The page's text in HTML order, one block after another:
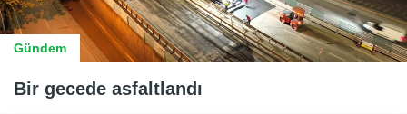
Gündem
Bir gecede asfaltlandı